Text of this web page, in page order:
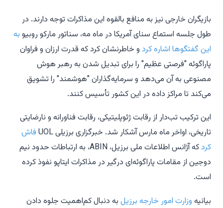
بازیگران خارجی نیز به منافع بالقوه این مذاکرات توجه دارند. در
طول جلسه استماع سنای آمریکا در ماه مه، سناتور مارکو روبیو به
این گفتگوها اشاره کرد و خاطرنشان کرد که قدرت ارزان و فراوان
پاراگوئه "فرصتی عظیم" را برای تبدیل شدن به رهبر هوش
مصنوعی به آن می‌دهد و سرمایه‌گذاران "هوشمند" را تشویق
می‌کند تا مراکز داده در این کشور تأسیس کنند.
این ترکیب تب‌دار از رقابت ژئوپلیتیکی، رقابت فناورانه و نارضایتی
تاریخی، اواخر ماه مارس آشکار شد. خبرگزاری برزیلی UOL
فاش
کرد
که آژانس اطلاعات ملی برزیل، ABIN، به ارتباطات حدود نیم
دوجین از مقامات پاراگوئه‌ای درگیر در مذاکرات ایتاپو نفوذ کرده
است.
بیانیه وزارت امور خارجه برزیل به دنبال کم‌اهمیت جلوه دادن